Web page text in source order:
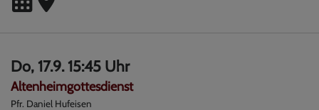
Do, 17.9. 15:45 Uhr
Altenheimgottesdienst
Pfr. Daniel Hufeisen